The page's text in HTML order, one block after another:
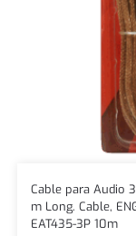
Cable para Audio
m Long. Cable,
EAT435-3P 10m